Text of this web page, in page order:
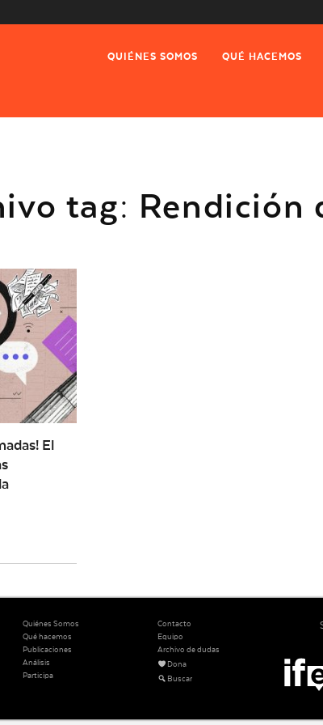
QUIÉNES SOMOS QUÉ HACEMOS
tag: Rendición
El
Quiénes Somos
Qué hacemos
Publicaciones
Análisis
Participa
Contacto
Equipo
Archivo de dudas
Dona
Buscar